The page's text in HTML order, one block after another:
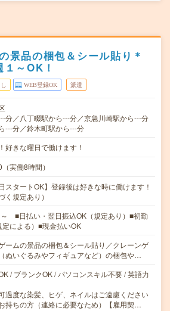
景品の梱包＆シール貼り＊
～OK！
WEB登録OK 派遣
分／八丁畷駅から---分／京急川崎駅から---分
---分／鈴木町駅から---分
好きな曜日で働けます！
実働8時間）
スタートOK】登録後は好きな時に働けます！
く規定あり）
■日払い・翌日振込OK（規定あり）■初勤
による）■現金払いOK
ームの景品の梱包＆シール貼り／クレーンゲ
ぬいぐるみやフィギュアなど）の梱包や…
/ ブランクOK / パソコンスキル不要 / 英語力
過度な染髪、ヒゲ、ネイルはご遠慮ください
持ちの方（連絡に必要なため）【雇用契…